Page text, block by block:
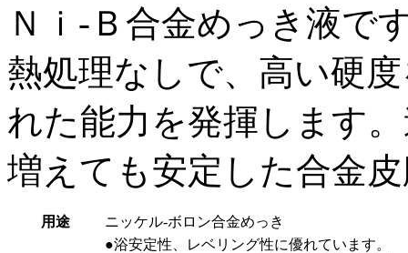
Ｎｉ-Ｂ合金めっき液で
熱処理なしで、高い硬
れた能力を発揮します
増えても安定した合金
用途 ニッケル-ボロン合金めっき
●浴安定性、レベリング性に優れています。